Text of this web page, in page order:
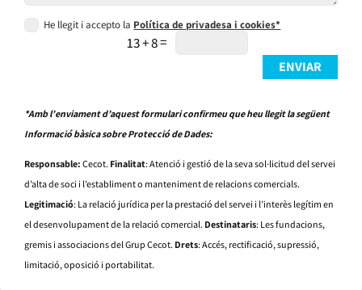
He llegit i accepto la Política de privadesa i cookies*
13 + 8=
ENVIAR
*Amb l’enviament d’aquest formulari confirmeu que heu llegit la següent
Informació bàsica sobre Protecció de Dades:
Responsable: Cecot. Finalitat: Atenció i gestió de la seva sol·licitud del servei
d’alta de soci i l’establiment o manteniment de relacions comercials.
Legitimació: La relació jurídica per la prestació del servei i l’interès legítim en
el desenvolupament de la relació comercial. Destinataris: Les fundacions,
gremis i associacions del Grup Cecot. Drets: Accés, rectificació, supressió,
limitació, oposició i portabilitat.